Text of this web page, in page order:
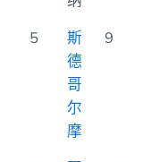
5
斯
德
哥
尔
摩
9